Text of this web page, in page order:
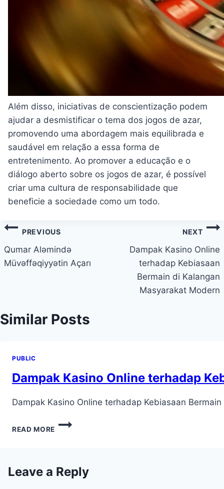
Além disso, iniciativas de conscientização podem
ajudar a desmistificar o tema dos jogos de azar,
promovendo uma abordagem mais equilibrada e
saudável em relação a essa forma de
entretenimento. Ao promover a educação e o
diálogo aberto sobre os jogos de azar, é possível
criar uma cultura de responsabilidade que
beneficie a sociedade como um todo.
Post
navigation
PREVIOUS
Qumar Aləmində
Müvəffəqiyyətin Açarı
NEXT
Dampak Kasino Online
terhadap Kebiasaan
Bermain di Kalangan
Masyarakat Modern
Similar Posts
PUBLIC
Dampak Kasino Online terhadap
Dampak Kasino Online terhadap Kebiasaan
READ MORE
DAMPAK
BERMAIN
Leave a Reply